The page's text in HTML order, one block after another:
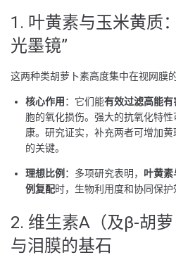
1. 叶黄素与玉米黄质
光墨镜”
这两种类胡萝卜素高度集中在视网膜
核心作用 ：它们能有效过滤高能有
胞的氧化损伤。强大的抗氧化特
康。研究证实，补充两者可增加
的关键。
理想比例 ：多项研究表明， 叶黄
例复配时，生物利用度和协同保护
2. 维生素A（及β-胡
与泪膜的基石